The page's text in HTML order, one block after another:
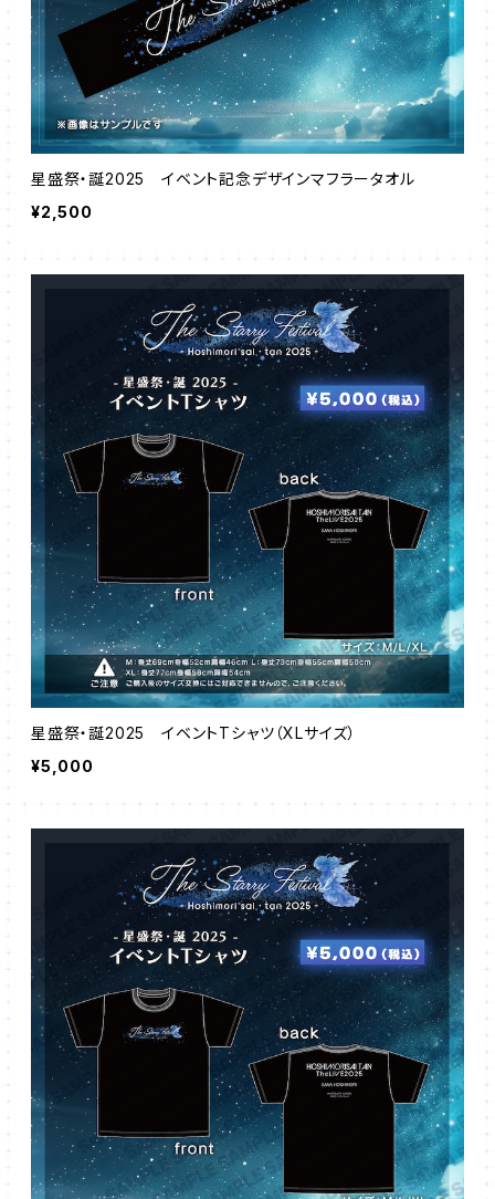
星盛祭・誕2025 イベント記念デザインマフラータオル
¥2,500
星盛祭・誕2025 イベントTシャツ（XLサイズ）
¥5,000